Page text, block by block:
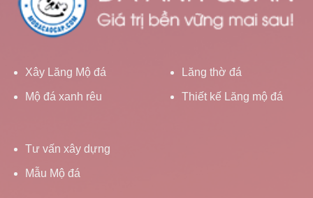
Xây Lăng Mộ đá
Mộ đá xanh rêu
Lăng thờ đá
Thiết kế Lăng mộ đá
Tư vấn xây dựng
Mẫu Mộ đá